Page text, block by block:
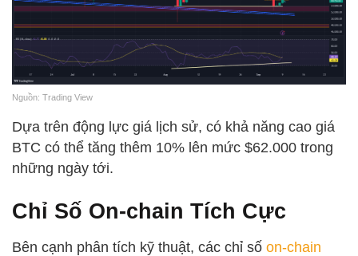
Nguồn: Trading View
Dựa trên động lực giá lịch sử, có khả năng cao giá
BTC có thể tăng thêm 10% lên mức $62.000 trong
những ngày tới.
Chỉ Số On-chain Tích Cực
Bên cạnh phân tích kỹ thuật, các chỉ số on-chain